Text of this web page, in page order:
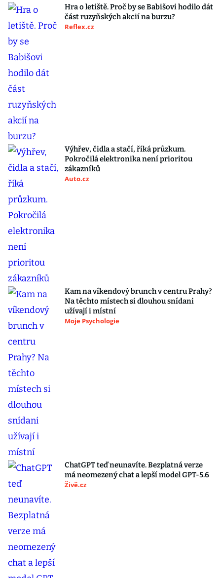
Hra o letiště. Proč by se Babišovi hodilo dát
část ruzyňských akcií na burzu?
Reflex.cz
Výhřev, čidla a stačí, říká průzkum.
Pokročilá elektronika není prioritou
zákazníků
Auto.cz
Kam na víkendový brunch v centru Prahy?
Na těchto místech si dlouhou snídani
užívají i místní
Moje Psychologie
ChatGPT teď neunavíte. Bezplatná verze
má neomezený chat a lepší model GPT-5.6
Živě.cz